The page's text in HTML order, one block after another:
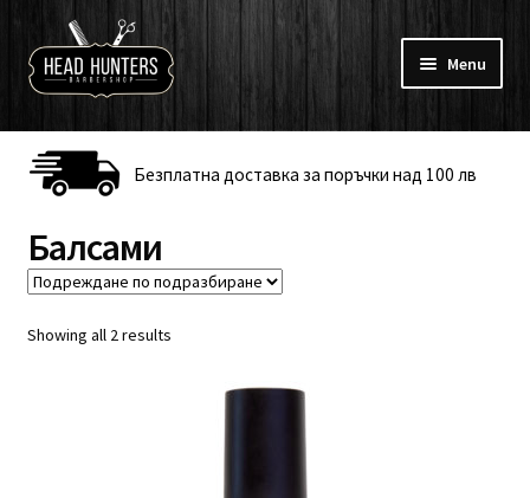
to
navigation
to
content
Menu
Към барбершоп
Koca
Брада и мустаци
Безплатна доставка за поръчки над 100 лв
Балсами
Showing all 2 results